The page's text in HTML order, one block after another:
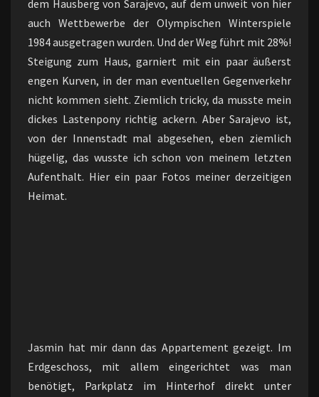
dem Hausberg von Sarajevo, auf dem unweit von hier
auch Wettbewerbe der Olympischen Winterspiele
1984 ausgetragen wurden. Und der Weg führt mit 28%!
Steigung zum Haus, garniert mit ein paar äußerst
engen Kurven, in der man eventuellen Gegenverkehr
nicht kommen sieht. Ziemlich tricky, da musste mein
dickes Lastenpony richtig ackern. Aber Sarajevo ist,
von der Innenstadt mal abgesehen, eben ziemlich
hügelig, das wusste ich schon von meinem letzten
Aufenthalt. Hier ein paar Fotos meiner derzeitigen
Heimat.
Jasmin hat mir dann das Appartement gezeigt. Im
Erdgeschoss, mit allem eingerichtet was man
benötigt, Parkplatz im Hinterhof direkt unter